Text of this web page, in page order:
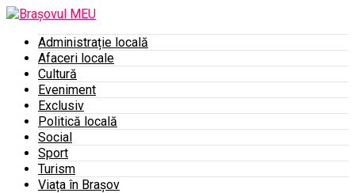
Administrație locală
Afaceri locale
Cultură
Eveniment
Exclusiv
Politică locală
Social
Sport
Turism
Viața în Brașov